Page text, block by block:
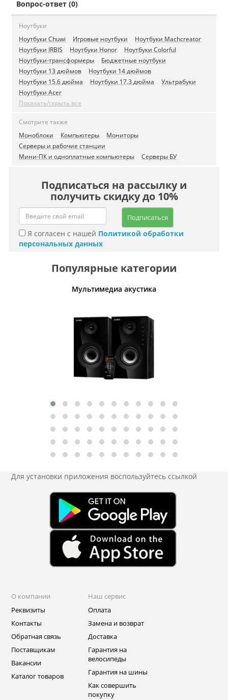
Вопрос-ответ (0)
Ноутбуки
Ноутбуки Chuwi
Игровые ноутбуки
Ноутбуки Machcreator
Ноутбуки IRBIS
Ноутбуки Honor
Ноутбуки Colorful
Ноутбуки-трансформеры
Бюджетные ноутбуки
Ноутбуки 13 дюймов
Ноутбуки 14 дюймов
Ноутбуки 15.6 дюйма
Ноутбуки 17.3 дюйма
Ультрабуки
Ноутбуки Acer
Показать/скрыть все
Смотрите также
Моноблоки
Компьютеры
Мониторы
Серверы и рабочие станции
Мини-ПК и одноплатные компьютеры
Серверы БУ
Подписаться на рассылку и
получить скидку до 10%
Подписаться
Я согласен с нашей Политикой обработки
персональных данных
Популярные категории
Мультимедиа акустика
Для установки приложения воспользуйтесь ссылкой
О компании
Реквизиты
Контакты
Обратная связь
Поставщикам
Вакансии
Каталог товаров
Наш сервис
Оплата
Замена и возврат
Доставка
Гарантия на
велосипеды
Гарантия на шины
Как совершить
покупку